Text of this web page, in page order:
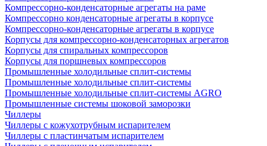
Компрессорно-конденсаторные агрегаты на раме
Компрессорно конденсаторные агрегаты в корпусе
Компрессорно-конденсаторные агрегаты в корпусе
Корпусы для компрессорно-конденсаторных агрегатов
Корпусы для спиральных компрессоров
Корпусы для поршневых компрессоров
Промышленные холодильные сплит-системы
Промышленные холодильные сплит-системы
Промышленные холодильные сплит-системы AGRO
Промышленные системы шоковой заморозки
Чиллеры
Чиллеры с кожухотрубным испарителем
Чиллеры с пластинчатым испарителем